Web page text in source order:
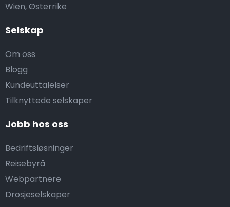
Selskap
Om oss
Blogg
Kundeuttalelser
Tilknyttede selskaper
Jobb hos oss
Bedriftsløsninger
Reisebyrå
Webpartnere
Drosjeselskaper
Wien, Østerrike